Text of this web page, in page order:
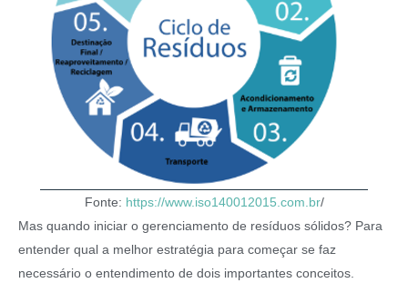
Fonte: https://www.iso140012015.com.br/
Mas quando iniciar o gerenciamento de resíduos sólidos? Para
entender qual a melhor estratégia para começar se faz
necessário o entendimento de dois importantes conceitos.